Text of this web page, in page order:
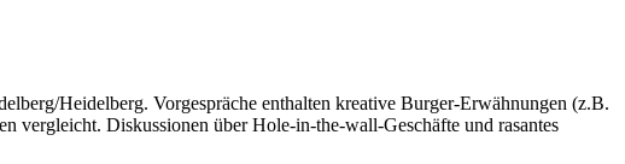
Heidelberg. Vorgespräche enthalten kreative Burger-Erwähnungen (z.B.
vergleicht. Diskussionen über Hole-in-the-wall-Geschäfte und rasantes